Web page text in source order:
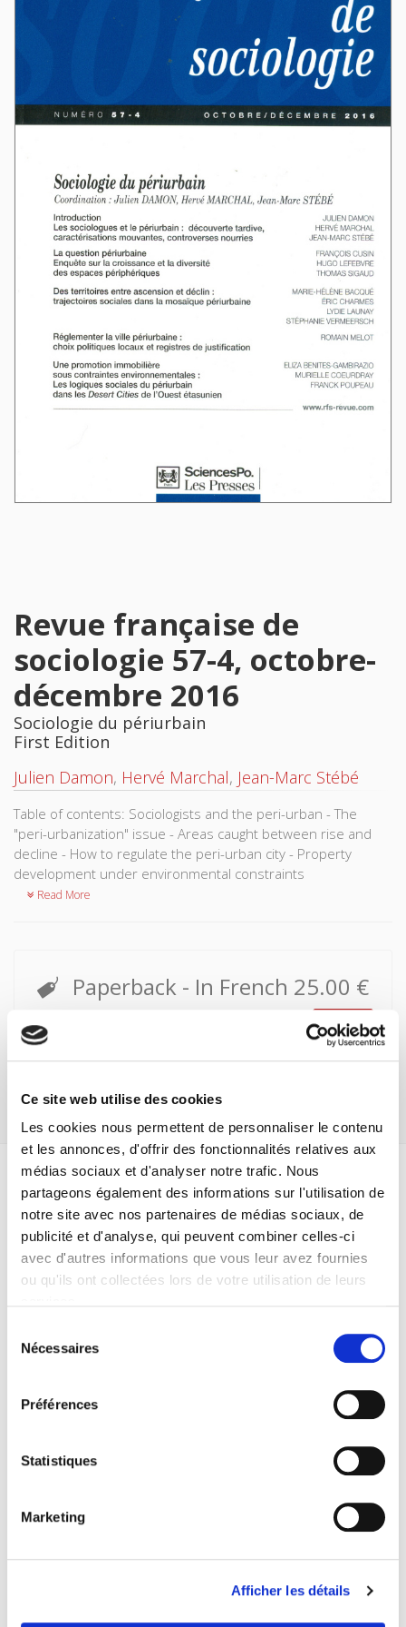
Ce site web utilise des cookies
Les cookies nous permettent de personnaliser le contenu
et les annonces, d'offrir des fonctionnalités relatives aux
médias sociaux et d'analyser notre trafic. Nous
partageons également des informations sur l'utilisation de
notre site avec nos partenaires de médias sociaux, de
publicité et d'analyse, qui peuvent combiner celles-ci
avec d'autres informations que vous leur avez fournies
ou qu'ils ont collectées lors de votre utilisation de leurs
Nécessaires
Préférences
Statistiques
Marketing
Afficher les détails
Revue française de
sociologie 57-4, octobre-
décembre 2016
Sociologie du périurbain
First Edition
Julien Damon, Hervé Marchal, Jean-Marc Stébé
Table of contents: Sociologists and the peri-urban - The
"peri-urbanization" issue - Areas caught between rise and
decline - How to regulate the peri-urban city - Property
development under environmental constraints
Read More
Paperback - In French 25.00 €
Buy
Specifications
Formats
Contents
Presses de Sciences Po
ISSN
BISAC Subject Heading